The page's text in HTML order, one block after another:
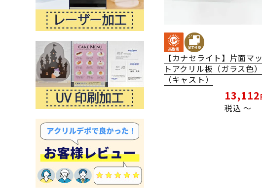
【カナセライト】片面マッ
トアクリル板（ガラス色）
（キャスト）
13,112
税込 〜